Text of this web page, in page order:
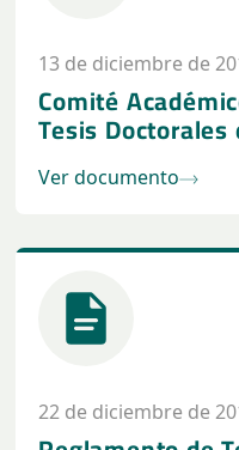
13 de diciembre de
Comité
Tesis Doctorales
Posgrados
Ver documento
22 de diciembre de